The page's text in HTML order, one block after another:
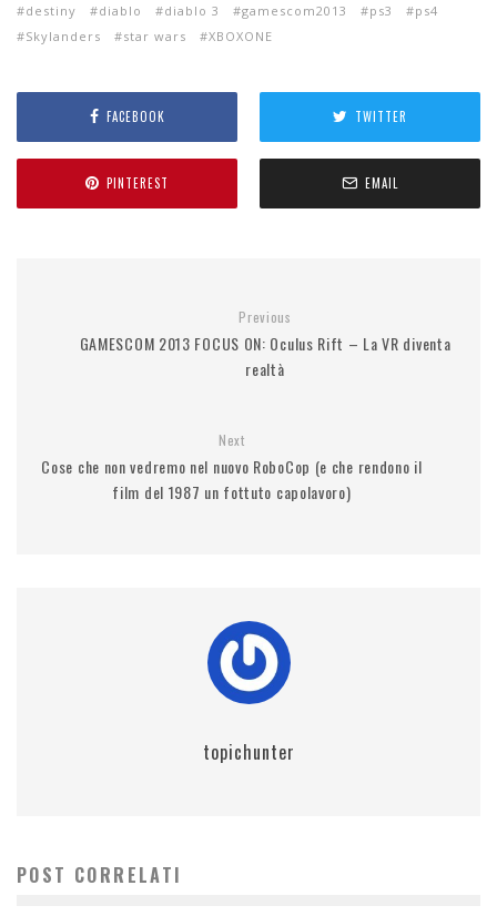
destiny diablo diablo 3 gamescom2013 ps3
ps4
Skylanders
star wars XBOXONE
FACEBOOK TWITTER
PINTEREST EMAIL
Previous
GAMESCOM 2013 FOCUS ON: Oculus Rift – La VR diventa
realtà
Next
Cose che non vedremo nel nuovo RoboCop (e che rendono il
film del 1987 un fottuto capolavoro)
topichunter
POST CORRELATI